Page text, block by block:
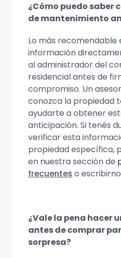
¿Cómo puedo saber
de mantenimiento
Lo más recomendable
información
al administrador del
residencial antes de
compromiso. Un
conozca la propiedad
ayudarte a obtener
anticipación. Si tenés
verificar esta
propiedad específica,
en nuestra sección de
frecuentes o
¿Vale la pena hacer
antes de comprar
sorpresa?